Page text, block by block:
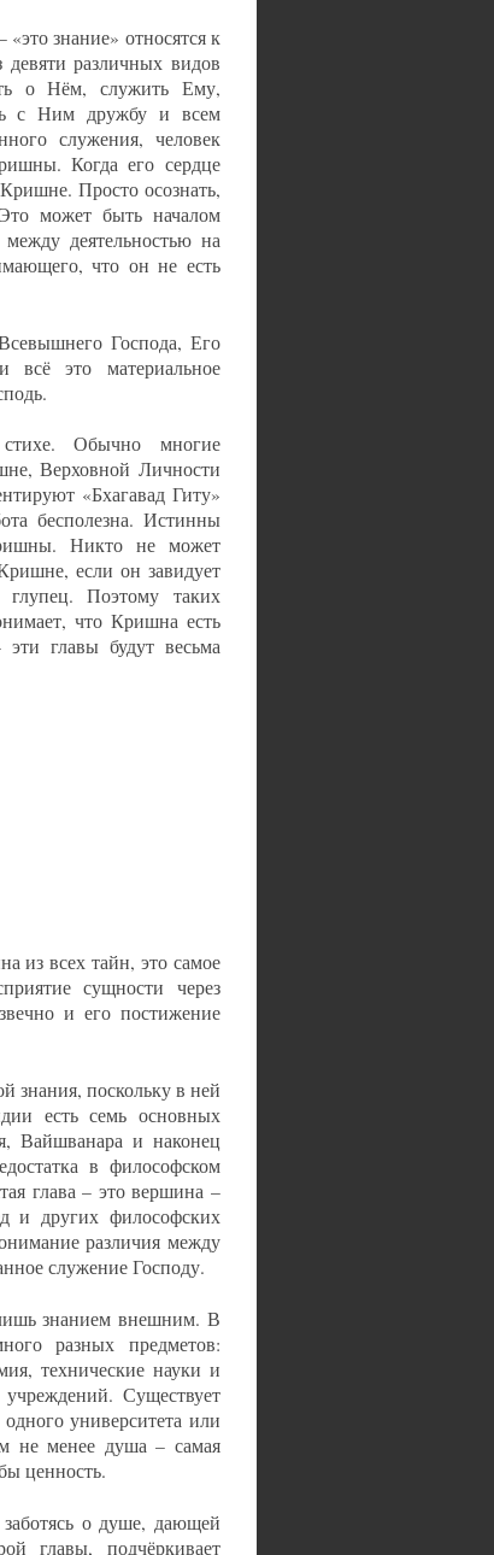
знание» относятся к
различных видов
о Нём, служить Ему,
с Ним дружбу и всем
служения, человек
Когда его сердце
Просто осознать,
может быть началом
деятельностью на
что он не есть
Господа, Его
это материальное
Обычно многие
Верховной Личности
«Бхагавад Гиту»
бесполезна. Истинны
Никто не может
если он завидует
Поэтому таких
что Кришна есть
главы будут весьма
из всех тайн, это самое
сущности через
и его постижение
знания, поскольку в ней
есть семь основных
Вайшванара и наконец
в философском
глава – это вершина –
и других философских
различия между
служение Господу.
знанием внешним. В
разных предметов:
технические науки и
Существует
университета или
не менее душа – самая
ценность.
о душе, дающей
главы, подчёркивает